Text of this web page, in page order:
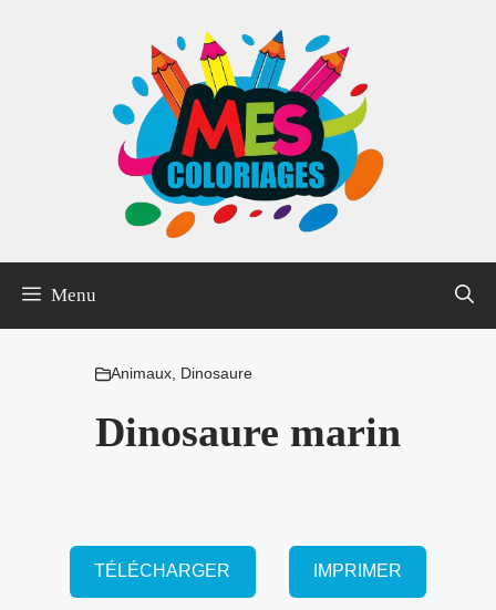
Menu
Animaux, Dinosaure
Dinosaure marin
TÉLÉCHARGER IMPRIMER